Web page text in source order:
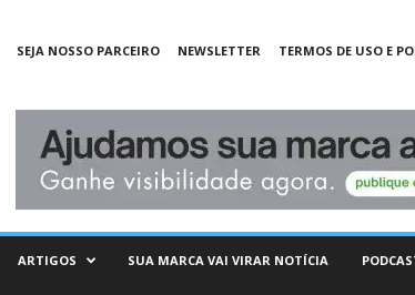
SEJA NOSSO PARCEIRO NEWSLETTER TERMOS DE USO E
ARTIGOS SUA MARCA VAI VIRAR NOTÍCIA